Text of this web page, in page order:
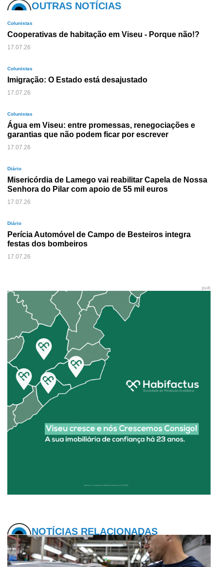
OUTRAS NOTÍCIAS
Colunistas
Cooperativas de habitação em Viseu - Porque não!?
17.07.26
Colunistas
Imigração: O Estado está desajustado
17.07.26
Colunistas
Água em Viseu: entre promessas, renegociações e
garantias que não podem ficar por escrever
17.07.26
Diário
Misericórdia de Lamego vai reabilitar Capela de Nossa
Senhora do Pilar com apoio de 55 mil euros
17.07.26
Diário
Perícia Automóvel de Campo de Besteiros integra
festas dos bombeiros
17.07.26
pub
NOTÍCIAS RELACIONADAS